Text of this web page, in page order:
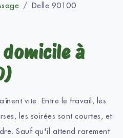
Delle 90100
domicile à
vite. Entre le travail, les
les soirées sont courtes, et
Sauf qu'il attend rarement